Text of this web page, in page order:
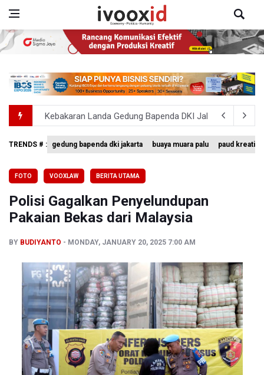
Kebakaran Landa Gedung Bapenda DKI Jakarta
PSSI Evaluasi TImnas Indonesia Setelah Gagal Tembus
BGN Proses Pemberhentian Tidak Hormat 66 Kepala
SEA V Cup 2026: Timnas Voli Putri Indonesia Menang
TRENDS # : gedung bapenda dki jakarta buaya muara palu paud kreatif
FOTO VOOXLAW BERITA UTAMA
Polisi Gagalkan Penyelundupan
Pakaian Bekas dari Malaysia
BY BUDIYANTO MONDAY, JANUARY 20, 2025 7:00 AM
Previous Next